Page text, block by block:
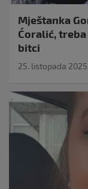
Mještanka
Ćoralić,
bitci
25. listopada 2025.